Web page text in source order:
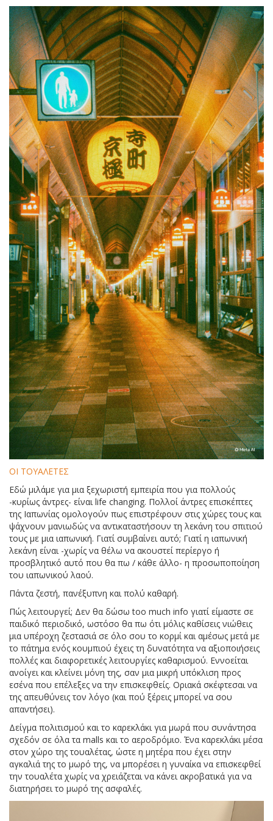
ΟΙ ΤΟΥΑΛΕΤΕΣ
Εδώ μιλάμε για μια ξεχωριστή εμπειρία που για πολλούς
-κυρίως άντρες- είναι life changing. Πολλοί άντρες επισκέπτες
της Ιαπωνίας ομολογούν πως επιστρέφουν στις χώρες τους και
ψάχνουν μανιωδώς να αντικαταστήσουν τη λεκάνη του σπιτιού
τους με μια ιαπωνική. Γιατί συμβαίνει αυτό; Γιατί η ιαπωνική
λεκάνη είναι -χωρίς να θέλω να ακουστεί περίεργο ή
προσβλητικό αυτό που θα πω / κάθε άλλο- η προσωποποίηση
του ιαπωνικού λαού.
Πάντα ζεστή, πανέξυπνη και πολύ καθαρή.
Πώς λειτουργεί; Δεν θα δώσω too much info γιατί είμαστε σε
παιδικό περιοδικό, ωστόσο θα πω ότι μόλις καθίσεις νιώθεις
μια υπέροχη ζεστασιά σε όλο σου το κορμί και αμέσως μετά με
το πάτημα ενός κουμπιού έχεις τη δυνατότητα να αξιοποιήσεις
πολλές και διαφορετικές λειτουργίες καθαρισμού. Εννοείται
ανοίγει και κλείνει μόνη της, σαν μια μικρή υπόκλιση προς
εσένα που επέλεξες να την επισκεφθείς. Οριακά σκέφτεσαι να
της απευθύνεις τον λόγο (και πού ξέρεις μπορεί να σου
απαντήσει).
Δείγμα πολιτισμού και το καρεκλάκι για μωρά που συνάντησα
σχεδόν σε όλα τα malls και το αεροδρόμιο. Ένα καρεκλάκι μέσα
στον χώρο της τουαλέτας, ώστε η μητέρα που έχει στην
αγκαλιά της το μωρό της, να μπορέσει η γυναίκα να επισκεφθεί
την τουαλέτα χωρίς να χρειάζεται να κάνει ακροβατικά για να
διατηρήσει το μωρό της ασφαλές.